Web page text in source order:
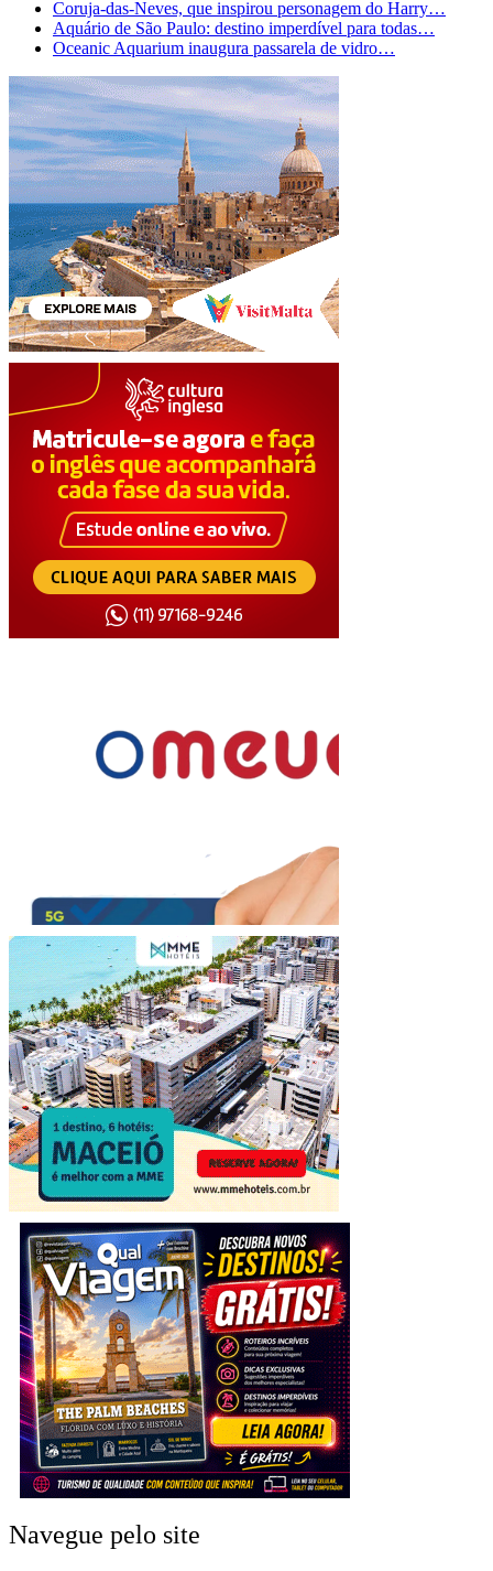
Coruja-das-Neves, que inspirou personagem do Harry…
Aquário de São Paulo: destino imperdível para todas…
Oceanic Aquarium inaugura passarela de vidro…
Navegue pelo site